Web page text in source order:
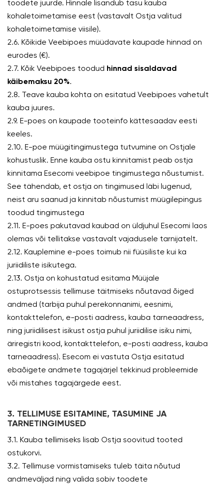
toodete juurde. Hinnale lisandub tasu kauba
kohaletoimetamise eest (vastavalt Ostja valitud
kohaletoimetamise viisile).
2.6. Kõikide Veebipoes müüdavate kaupade hinnad on
eurodes (€).
2.7. Kõik Veebipoes toodud hinnad sisaldavad
käibemaksu 20%.
2.8. Teave kauba kohta on esitatud Veebipoes vahetult
kauba juures.
2.9. E-poes on kaupade tooteinfo kättesaadav eesti
keeles.
2.10. E-poe müügitingimustega tutvumine on Ostjale
kohustuslik. Enne kauba ostu kinnitamist peab ostja
kinnitama Esecomi veebipoe tingimustega nõustumist.
See tähendab, et ostja on tingimused läbi lugenud,
neist aru saanud ja kinnitab nõustumist müügilepingus
toodud tingimustega
2.11. E-poes pakutavad kaubad on üldjuhul Esecomi laos
olemas või tellitakse vastavalt vajadusele tarnijatelt.
2.12. Kauplemine e-poes toimub nii füüsiliste kui ka
juriidiliste isikutega.
2.13. Ostja on kohustatud esitama Müüjale
ostuprotsessis tellimuse täitmiseks nõutavad õiged
andmed (tarbija puhul perekonnanimi, eesnimi,
kontakttelefon, e-posti aadress, kauba tarneaadress,
ning juriidilisest isikust ostja puhul juriidilise isiku nimi,
äriregistri kood, kontakttelefon, e-posti aadress, kauba
tarneaadress). Esecom ei vastuta Ostja esitatud
ebaõigete andmete tagajärjel tekkinud probleemide
või mistahes tagajärgede eest.
3. TELLIMUSE ESITAMINE, TASUMINE JA
TARNETINGIMUSED
3.1. Kauba tellimiseks lisab Ostja soovitud tooted
ostukorvi.
3.2. Tellimuse vormistamiseks tuleb täita nõutud
andmeväljad ning valida sobiv toodete